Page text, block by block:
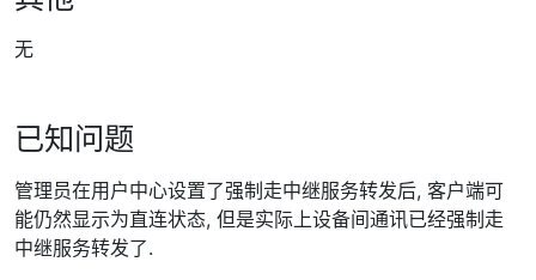
无
已知问题
管理员在用户中心设置了强制走中继服务转发后, 客户端可
能仍然显示为直连状态, 但是实际上设备间通讯已经强制走
中继服务转发了.